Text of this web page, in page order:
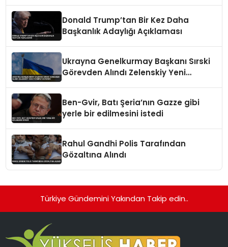
Donald Trump’tan Bir Kez Daha
Başkanlık Adaylığı Açıklaması
Ukrayna Genelkurmay Başkanı Sırski
Görevden Alındı Zelenskiy Yeni
Ben-Gvir, Batı Şeria’nın Gazze gibi
yerle bir edilmesini istedi
Rahul Gandhi Polis Tarafından
Gözaltına Alındı
Türkiye Gündemini Yakından Takip edin..